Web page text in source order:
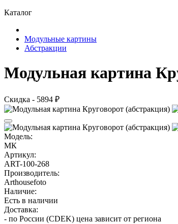
Каталог
Модульные картины
Абстракции
Модульная картина
Скидка - 5894 ₽
Модель:
МК
Артикул:
ART-100-268
Производитель:
Arthousefoto
Наличие:
Есть в наличии
Доставка:
- по России (CDEK) цена зависит от региона